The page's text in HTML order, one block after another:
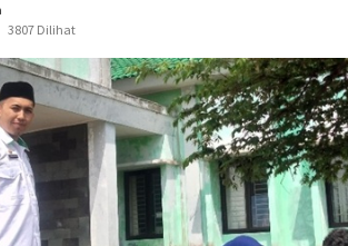
3807 Dilihat